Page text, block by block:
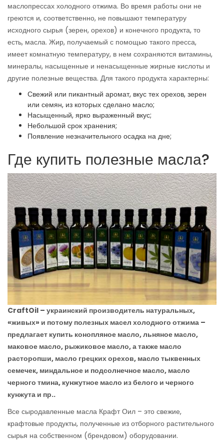
маслопрессах холодного отжима. Во время работы они не
греются и, соответственно, не повышают температуру
исходного сырья (зерен, орехов) и конечного продукта, то
есть, масла. Жир, получаемый с помощью такого пресса,
имеет комнатную температуру, в нем сохраняются витамины,
минералы, насыщенные и ненасыщенные жирные кислоты и
другие полезные вещества. Для такого продукта характерны:
Свежий или пикантный аромат, вкус тех орехов, зерен
или семян, из которых сделано масло;
Насыщенный, ярко выраженный вкус;
Небольшой срок хранения;
Появление незначительного осадка на дне;
Где купить полезные масла?
CraftOil – украинский производитель натуральных,
«живых» и потому полезных масел холодного отжима –
предлагает купить конопляное масло, льняное масло,
маковое масло, рыжиковое масло, а также масло
расторопши, масло грецких орехов, масло тыквенных
семечек, миндальное и подсолнечное масло, масло
черного тмина, кунжутное масло из белого и черного
кунжута и пр..
Все сыродавленные масла Крафт Оил – это свежие,
крафтовые продукты, полученные из отборного растительного
сырья на собственном (брендовом) оборудовании.